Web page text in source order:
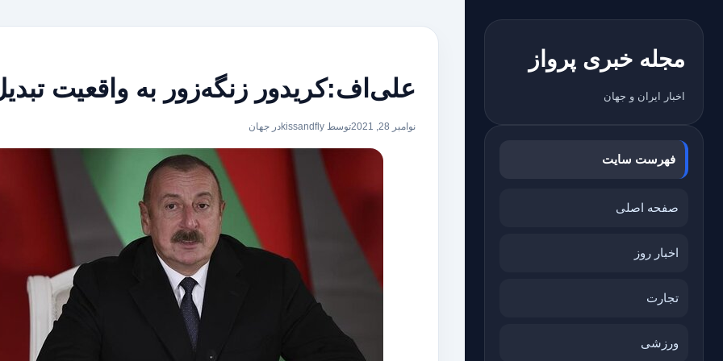
مجله خبری پرواز
اخبار ایران و جهان
فهرست سایت
صفحه اصلی
اخبار روز
تجارت
ورزشی
علی‌اف:کریدور زنگه‌زور به واقعیت
نوامبر 28, 2021 توسط kissandfly در جهان